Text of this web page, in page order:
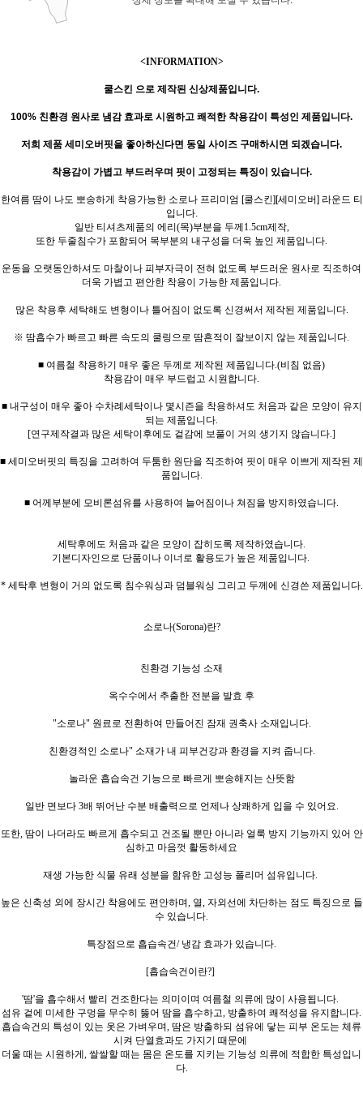
<INFORMATION>
쿨스킨 으로 제작된 신상제품입니다.
100% 친환경 원사로 냄감 효과로 시원하고 쾌적한 착용감이 특성인 제품입니다.
저희 제품 세미오버핏을 좋아하신다면 동일 사이즈 구매하시면 되겠습니다.
착용감이 가볍고 부드러우며 핏이 고정되는 특징이 있습니다.
한여름 땀이 나도 뽀송하게 착용가능한 소로나 프리미엄 [쿨스킨][세미오버] 라운드 티
입니다.
일반 티셔츠제품의 에리(목)부분을 두께1.5cm제작,
또한 두줄침수가 포함되어 목부분의 내구성을 더욱 높인 제품입니다.
운동을 오랫동안하셔도 마찰이나 피부자극이 전혀 없도록 부드러운 원사로 직조하여
더욱 가볍고 편안한 착용이 가능한 제품입니다.
많은 착용후 세탁해도 변형이나 틀어짐이 없도록 신경써서 제작된 제품입니다.
※ 땀흡수가 빠르고 빠른 속도의 쿨링으로 땀흔적이 잘보이지 않는 제품입니다.
■ 여름철 착용하기 매우 좋은 두께로 제작된 제품입니다.(비침 없음)
착용감이 매우 부드럽고 시원합니다.
■ 내구성이 매우 좋아 수차례세탁이나 몇시즌을 착용하셔도 처음과 같은 모양이 유지
되는 제품입니다.
[연구제작결과 많은 세탁이후에도 겉감에 보풀이 거의 생기지 않습니다.]
■ 세미오버핏의 특징을 고려하여 두툼한 원단을 직조하여 핏이 매우 이쁘게 제작된 제
품입니다.
■ 어께부분에 모비론섬유를 사용하여 늘어짐이나 쳐짐을 방지하였습니다.
세탁후에도 처음과 같은 모양이 잡히도록 제작하였습니다.
기본디자인으로 단품이나 이너로 활용도가 높은 제품입니다.
* 세탁후 변형이 거의 없도록 침수워싱과 덤블워싱 그리고 두께에 신경쓴 제품입니다.
소로나(Sorona)란?
친환경 기능성 소재
옥수수에서 추출한 전분을 발효 후
"소로나" 원료로 전환하여 만들어진 잠재 권축사 소재입니다.
친환경적인 소로나" 소재가 내 피부건강과 환경을 지켜 줍니다.
놀라운 흡습속건 기능으로 빠르게 뽀송해지는 산뜻함
일반 면보다 3배 뛰어난 수분 배출력으로 언제나 상쾌하게 입을 수 있어요.
또한, 땀이 나더라도 빠르게 흡수되고 건조될 뿐만 아니라 얼룩 방지 기능까지 있어 안
심하고 마음껏 활동하세요
재생 가능한 식물 유래 성분을 함유한 고성능 폴리머 섬유입니다.
높은 신축성 외에 장시간 착용에도 편안하며, 열, 자외선에 차단하는 점도 특징으로 들
수 있습니다.
특장점으로 흡습속건/ 냉감 효과가 있습니다.
[흡습속건이란?]
'땀'을 흡수해서 빨리 건조한다는 의미이며 여름철 의류에 많이 사용됩니다.
섬유 겉에 미세한 구멍을 무수히 뚫어 땀을 흡수하고, 방출하여 쾌적성을 유지합니다.
흡습속건의 특성이 있는 옷은 가벼우며, 땀은 방출하되 섬유에 닿는 피부 온도는 체류
시켜 단열효과도 가지기 때문에
더울 때는 시원하게, 쌀쌀할 때는 몸은 온도를 지키는 기능성 의류에 적합한 특성입니
다.